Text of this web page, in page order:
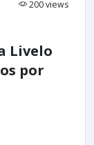
200 views
Livelo
por